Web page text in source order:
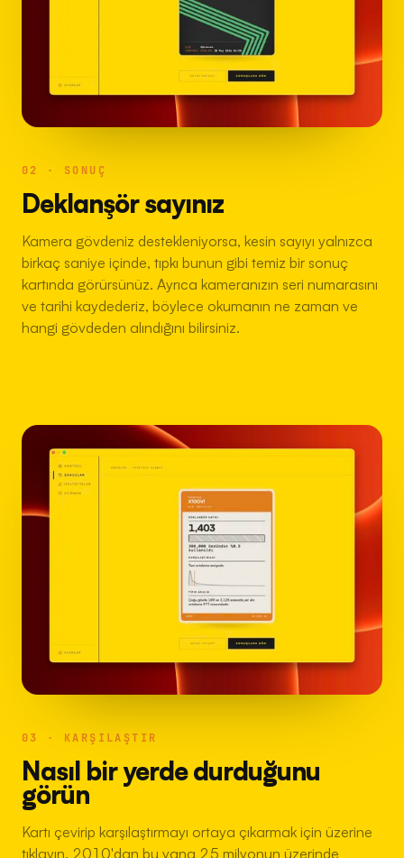
02 · SONUÇ
Deklanşör sayınız
Kamera gövdeniz destekleniyorsa, kesin sayıyı yalnızca
birkaç saniye içinde, tıpkı bunun gibi temiz bir sonuç
kartında görürsünüz. Ayrıca kameranızın seri numarasını
ve tarihi kaydederiz, böylece okumanın ne zaman ve
hangi gövdeden alındığını bilirsiniz.
03 · KARŞILAŞTIR
Nasıl bir yerde durduğunu
görün
Kartı çevirip karşılaştırmayı ortaya çıkarmak için üzerine
tıklayın. 2010'dan bu yana 25 milyonun üzerinde